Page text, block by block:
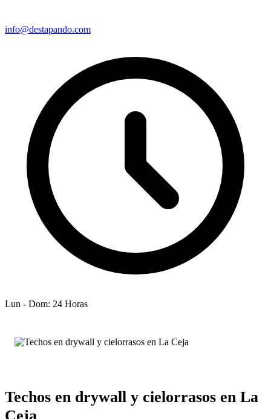
info@destapando.com
Lun - Dom: 24 Horas
Techos en drywall y cielorrasos en La